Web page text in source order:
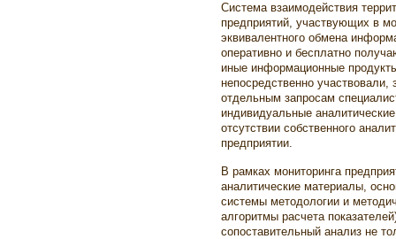
Система взаимодействия
предприятий, участвующих в
эквивалентного обмена
оперативно и бесплатно
иные информационные
непосредственно
отдельным запросам
индивидуальные
отсутствии собственного
предприятии.
В рамках мониторинга
аналитические материалы,
системы методологии и
алгоритмы расчета
сопоставительный анализ не